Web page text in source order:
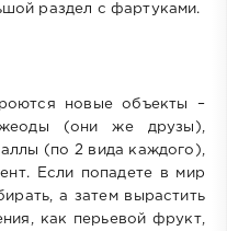
раздел с фартуками.
новые объекты –
жеоды (они же друзы),
(по 2 вида каждого),
Если попадете в мир
а затем вырастить
как перьевой фрукт,